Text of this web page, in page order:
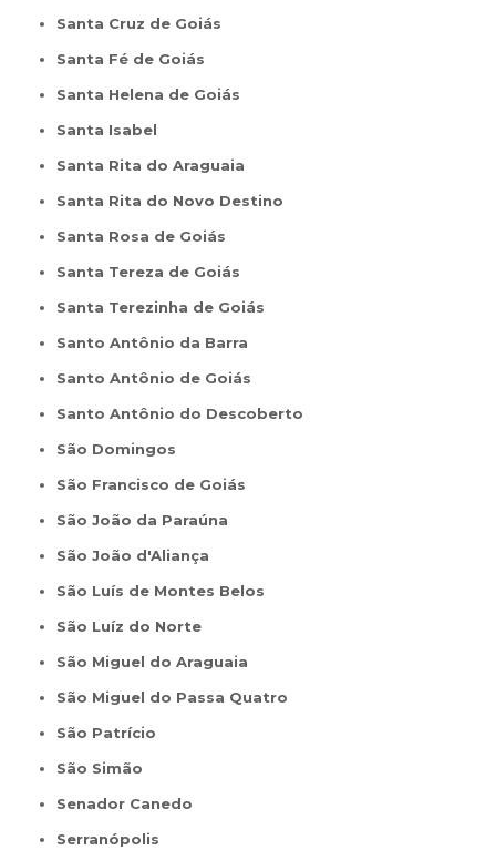
Santa Cruz de Goiás
Santa Fé de Goiás
Santa Helena de Goiás
Santa Isabel
Santa Rita do Araguaia
Santa Rita do Novo Destino
Santa Rosa de Goiás
Santa Tereza de Goiás
Santa Terezinha de Goiás
Santo Antônio da Barra
Santo Antônio de Goiás
Santo Antônio do Descoberto
São Domingos
São Francisco de Goiás
São João da Paraúna
São João d'Aliança
São Luís de Montes Belos
São Luíz do Norte
São Miguel do Araguaia
São Miguel do Passa Quatro
São Patrício
São Simão
Senador Canedo
Serranópolis